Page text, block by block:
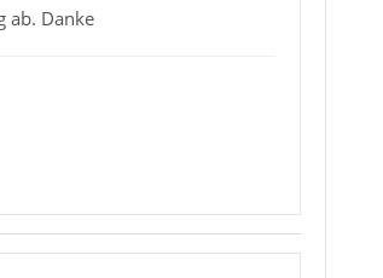
ab. Danke